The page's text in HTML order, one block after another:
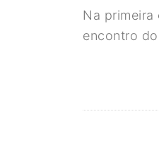
Na primeira
encontro